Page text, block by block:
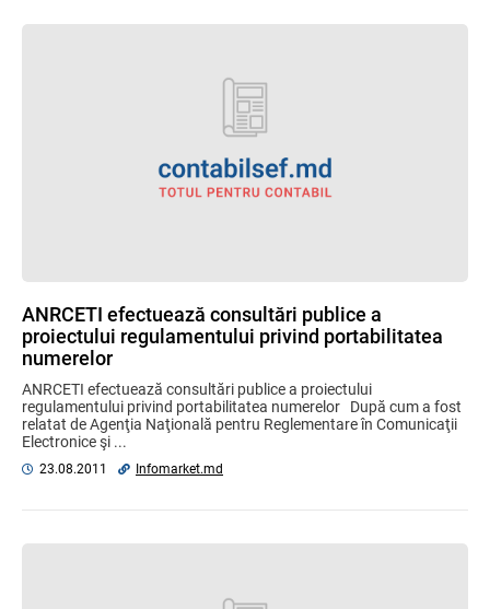
ANRCETI efectuează consultări publice a
proiectului regulamentului privind portabilitatea
numerelor
ANRCETI efectuează consultări publice a proiectului
regulamentului privind portabilitatea numerelor După cum a fost
relatat de Agenţia Naţională pentru Reglementare în Comunicaţii
Electronice şi ...
23.08.2011 Infomarket.md